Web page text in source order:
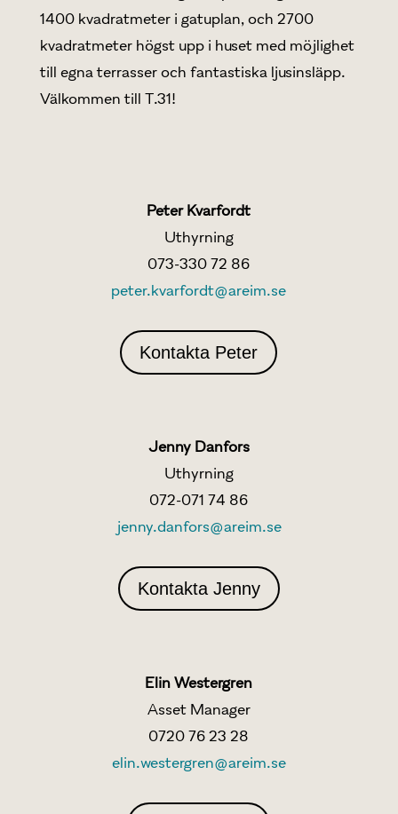
1400 kvadratmeter i gatuplan, och 2700
kvadratmeter högst upp i huset med möjlighet
till egna terrasser och fantastiska ljusinsläpp.
Välkommen till T.31!
Peter Kvarfordt
Uthyrning
073-330 72 86
peter.kvarfordt@areim.se
Kontakta Peter
Jenny Danfors
Uthyrning
072-071 74 86
jenny.danfors@areim.se
Kontakta Jenny
Elin Westergren
Asset Manager
0720 76 23 28
elin.westergren@areim.se